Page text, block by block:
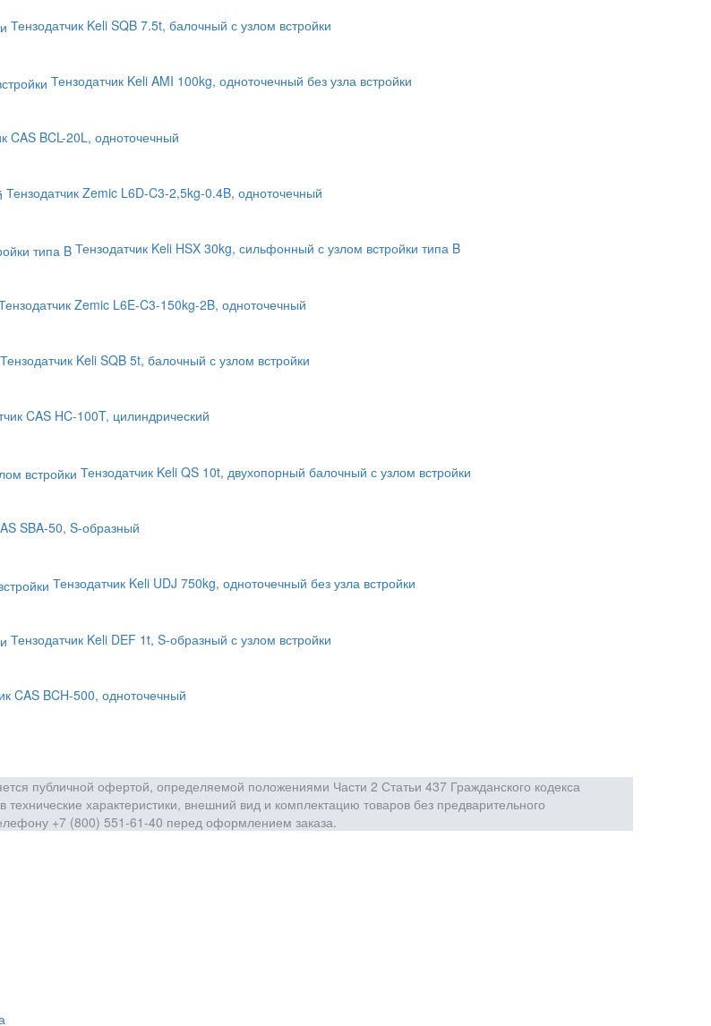
Тензодатчик Keli SQB 7.5t, балочный с узлом встройки
Тензодатчик Keli AMI 100kg, одноточечный без узла встройки
CAS BCL-20L, одноточечный
Тензодатчик Zemic L6D-C3-2,5kg-0.4B, одноточечный
Тензодатчик Keli HSX 30kg, сильфонный с узлом встройки типа B
Zemic L6E-C3-150kg-2B, одноточечный
Тензодатчик Keli SQB 5t, балочный с узлом встройки
CAS HC-100T, цилиндрический
Тензодатчик Keli QS 10t, двухопорный балочный с узлом встройки
SBA-50, S-образный
Тензодатчик Keli UDJ 750kg, одноточечный без узла встройки
Тензодатчик Keli DEF 1t, S-образный с узлом встройки
CAS BCH-500, одноточечный
публичной офертой, определяемой положениями Части 2 Статьи 437 Гражданского кодекса
характеристики, внешний вид и комплектацию товаров без предварительного
+7 (800) 551-61-40 перед оформлением заказа.